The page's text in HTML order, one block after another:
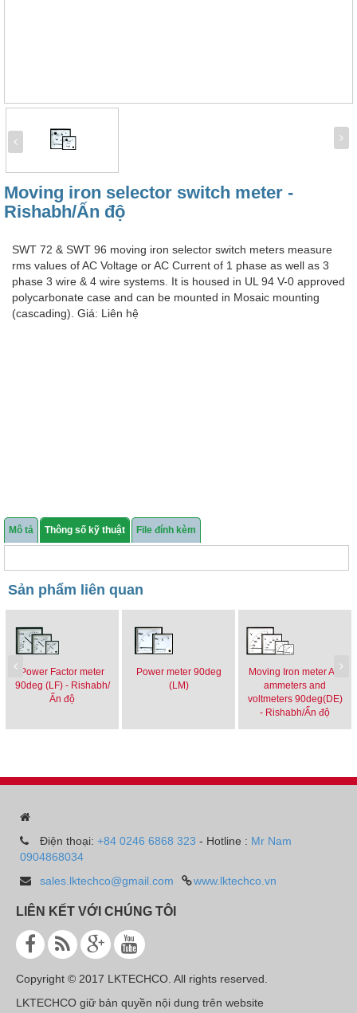
Moving iron selector switch meter -
Rishabh/Ấn độ
SWT 72 & SWT 96 moving iron selector switch meters measure
rms values of AC Voltage or AC Current of 1 phase as well as 3
phase 3 wire & 4 wire systems. It is housed in UL 94 V-0 approved
polycarbonate case and can be mounted in Mosaic mounting
(cascading). Giá: Liên hệ
Mô tả Thông số kỹ thuật File đính kèm
Sản phẩm liên quan
Power Factor meter
90deg (LF) - Rishabh/
Ấn độ
Power meter 90deg
(LM)
Moving Iron meter AC
ammeters and
voltmeters 90deg(DE)
- Rishabh/Ấn độ
Điện thoại: +84 0246 6868 323 - Hotline : Mr Nam
0904868034
sales.lktechco@gmail.com
www.lktechco.vn
LIÊN KẾT VỚI CHÚNG TÔI
Copyright © 2017 LKTECHCO. All rights reserved.
LKTECHCO giữ bản quyền nội dung trên website